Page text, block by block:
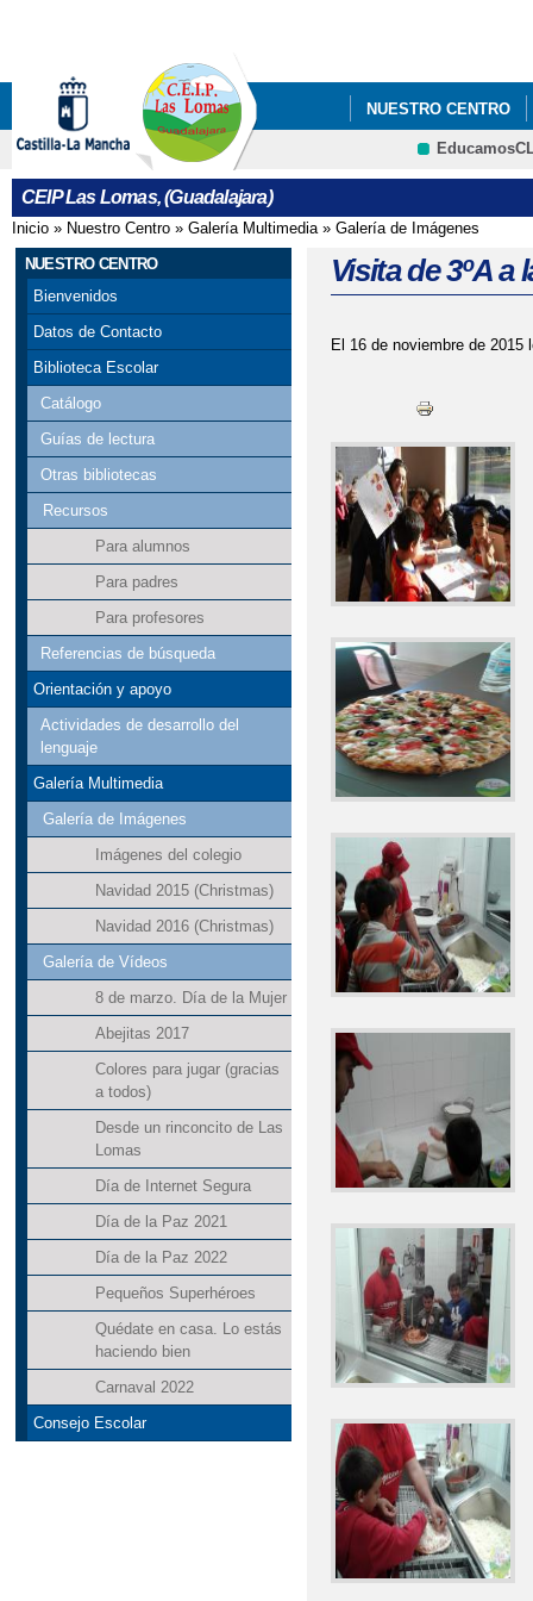
NUESTRO CENTRO
QUÉ HACEMOS
CEIP Las Lomas, (Guadalajara)
Se encuentra usted aquí
Inicio » Nuestro Centro » Galería Multimedia» Galería de Imágenes
NUESTRO CENTRO
Bienvenidos
Datos de Contacto
Biblioteca Escolar
Catálogo
Guías de lectura
Otras bibliotecas
Recursos
Para alumnos
Para padres
Para profesores
Referencias de búsqueda
Orientación y apoyo
Actividades de desarrollo del
lenguaje
Galería Multimedia
Galería de Imágenes
Imágenes del colegio
Navidad 2015 (Christmas)
Navidad 2016 (Christmas)
Galería de Vídeos
8 de marzo. Día de la Mujer
Abejitas 2017
Colores para jugar (gracias
a todos)
Desde un rinconcito de Las
Lomas
Día de Internet Segura
Día de la Paz 2021
Día de la Paz 2022
Pequeños Superhéroes
Quédate en casa. Lo estás
haciendo bien
Carnaval 2022
Consejo Escolar
Visita de 3ºA a
El 16 de noviembre de 2015